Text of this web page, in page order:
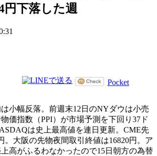
円下落した週
Pocket
小幅反落。前週末12日のNYダウは小売
価指数（PPI）が市場予測を下回り37ド
は史上最高値を連日更新。CME先
。大阪の先物夜間取引終値は16820円。ア
高がふるわなかったので15日朝方の為替